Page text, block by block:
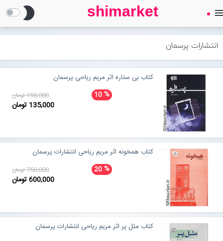
SHIMARKET
فروشگاه اینترنتی کتاب
درباره ما
بلاگ
Open submenu (محصولات)
محصولات
تماس با ما
ورود به سایت
brightness_2 shimarket
انتشارات پرسمان
کتاب بی ستاره اثر مریم ریاحی پرسمان
10% 150,000 تومان
135,000 تومان
کتاب همخونه اثر مریم ریاحی انتشارات پرسمان
20% 750,000 تومان
600,000 تومان
کتاب مثل پر اثر مریم ریاحی انتشارات پرسمان